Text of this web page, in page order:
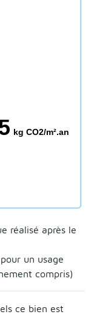
kg CO2/m².an
réalisé après le
un usage
compris)
ce bien est